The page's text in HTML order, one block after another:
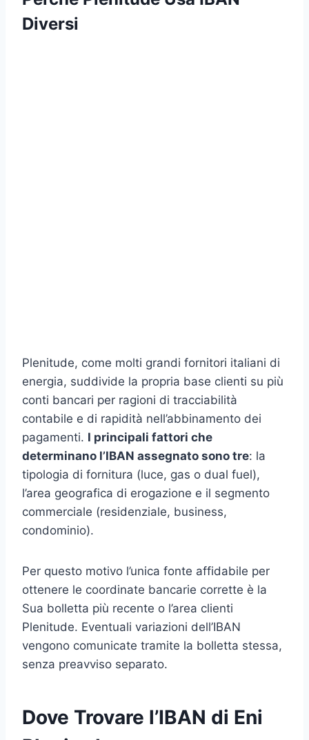
Diversi
Plenitude, come molti grandi fornitori italiani di
energia, suddivide la propria base clienti su più
conti bancari per ragioni di tracciabilità
contabile e di rapidità nell’abbinamento dei
pagamenti. I principali fattori che
determinano l’IBAN assegnato sono tre: la
tipologia di fornitura (luce, gas o dual fuel),
l’area geografica di erogazione e il segmento
commerciale (residenziale, business,
condominio).
Per questo motivo l’unica fonte affidabile per
ottenere le coordinate bancarie corrette è la
Sua bolletta più recente o l’area clienti
Plenitude. Eventuali variazioni dell’IBAN
vengono comunicate tramite la bolletta stessa,
senza preavviso separato.
Dove Trovare l’IBAN di Eni